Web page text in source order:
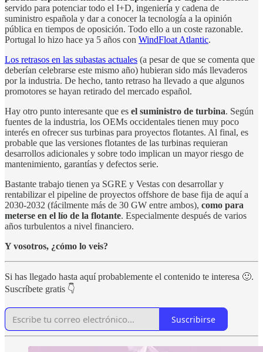
servido para potenciar todo el I+D, ingeniería y cadena de
suministro española y dar a conocer la tecnología a la opinión
pública en tiempos de oposición. Todo ello a un coste razonable.
Portugal lo hizo hace ya 5 años con WindFloat Atlantic.
Los retrasos en las subastas actuales (a pesar de que se comenta que
deberían celebrarse este mismo año) hubieran sido más llevaderos
por la industria. De hecho, tanto retraso ha llevado a que algunos
promotores se hayan retirado del mercado español.
Hay otro punto interesante que es el suministro de turbina. Según
fuentes de la industria, los OEMs occidentales tienen muy poco
interés en ofrecer sus turbinas para proyectos flotantes. Al final, es
probable que las versiones flotantes de las turbinas requieran
desarrollos adicionales y sobre todo implican un mayor riesgo de
mantenimiento, garantías y defectos serie.
Bastante trabajo tienen ya SGRE y Vestas con desarrollar y
rentabilizar el pipeline de proyectos offshore de base fija de aquí a
2030-2032 (fácilmente más de 30 GW entre ambos), como para
meterse en el lío de la flotante. Especialmente después de varios
años turbulentos a nivel financiero.
Y vosotros, ¿cómo lo veis?
Si has llegado hasta aquí probablemente el contenido te interesa 🙂.
Suscríbete gratis 👇
Suscribirse